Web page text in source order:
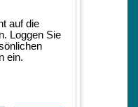
auf die
Loggen Sie
ein.